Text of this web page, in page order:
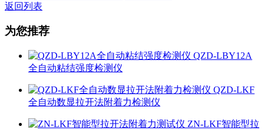
返回列表
为您推荐
QZD-LBY12A
全自动粘结强度检测仪
QZD-LKF
全自动数显拉开法附着力检测仪
ZN-LKF智能型拉